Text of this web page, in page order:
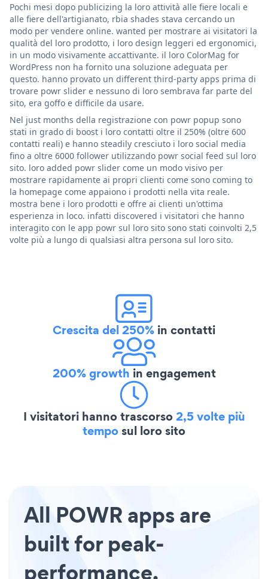
Pochi mesi dopo publicizing la loro attività alle fiere locali e
alle fiere dell'artigianato, rbia shades stava cercando un
modo per vendere online. wanted per mostrare ai visitatori la
qualità del loro prodotto, i loro design leggeri ed ergonomici,
in un modo visivamente accattivante. il loro ColorMag for
WordPress non ha fornito una soluzione adeguata per
questo. hanno provato un different third-party apps prima di
trovare powr slider e nessuno di loro sembrava far parte del
sito, era goffo e difficile da usare.
Nel just months della registrazione con powr popup sono
stati in grado di boost i loro contatti oltre il 250% (oltre 600
contatti reali) e hanno steadily cresciuto i loro social media
fino a oltre 6000 follower utilizzando powr social feed sul loro
sito. loro added powr slider come un modo visivo per
mostrare rapidamente ai propri clienti come sono coming to
la homepage come appaiono i prodotti nella vita reale.
mostra bene i loro prodotti e offre ai clienti un'ottima
esperienza in loco. infatti discovered i visitatori che hanno
interagito con le app powr sul loro sito sono stati coinvolti 2,5
volte più a lungo di qualsiasi altra persona sul loro sito.
Crescita del 250% in contatti
200% growth in engagement
I visitatori hanno trascorso2,5 volte più
temposul loro sito
All POWR apps are
built for peak-
performance.